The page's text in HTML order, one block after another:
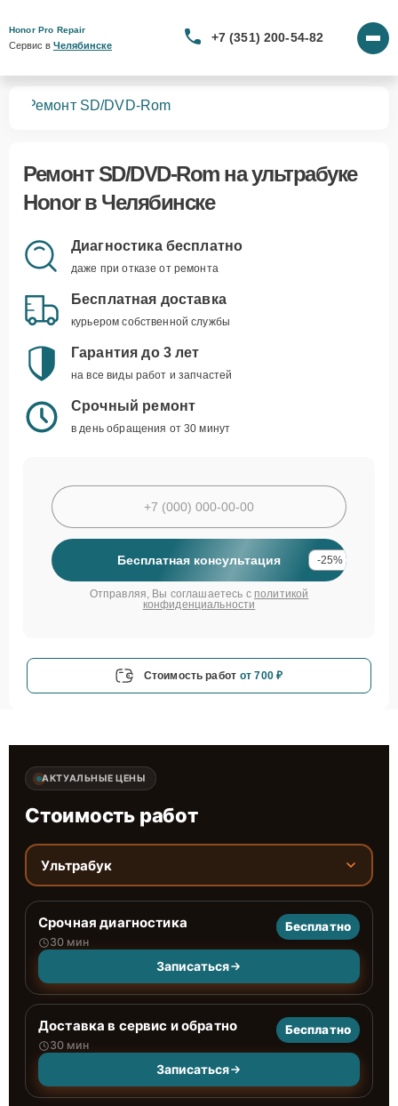
Honor Pro Repair
Сервис в Челябинске
+7 (351) 200-54-82
Ремонт SD/DVD-Rom
Ремонт SD/DVD-Romна ультрабуке
Honor в Челябинске
Диагностика бесплатно
даже при отказе от ремонта
Бесплатная доставка
курьером собственной службы
Гарантия до 3 лет
на все виды работ и запчастей
Срочный ремонт
в день обращения от 30 минут
Бесплатная консультация -25%
Отправляя, Вы соглашаетесь с политикой
конфиденциальности
Стоимость работ от 700 ₽
АКТУАЛЬНЫЕ ЦЕНЫ
Стоимость работ
Ультрабук
Срочная диагностика
30 мин
Бесплатно
Записаться
Доставка в сервис и обратно
30 мин
Бесплатно
Записаться